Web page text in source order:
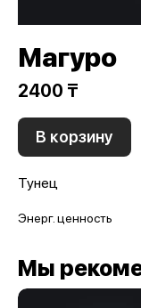
Магуро
2400 ₸
В корзину
Тунец
Энерг. ценность
Мы